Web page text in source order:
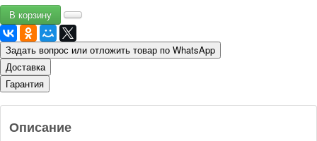
Задать вопрос или отложить товар по WhatsApp
Доставка
Гарантия
Описание